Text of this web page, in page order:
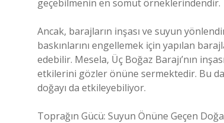
geçebilmenin en somut örneklerindendir.
Ancak, barajların inşası ve suyun
baskınlarını engellemek için yapılan
edebilir. Mesela, Üç Boğaz Barajı’nın
etkilerini gözler önüne sermektedir. Bu
doğayı da etkileyebiliyor.
Toprağın Gücü: Suyun Önüne Geçen